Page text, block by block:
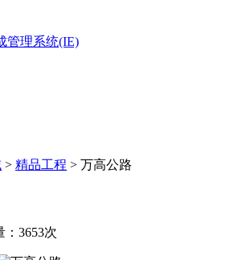
管理系统(IE)
> 精品工程 > 万高公路
：3653次